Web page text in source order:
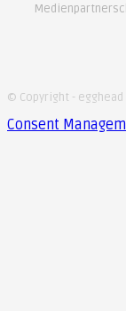
© Copyright -
Consent